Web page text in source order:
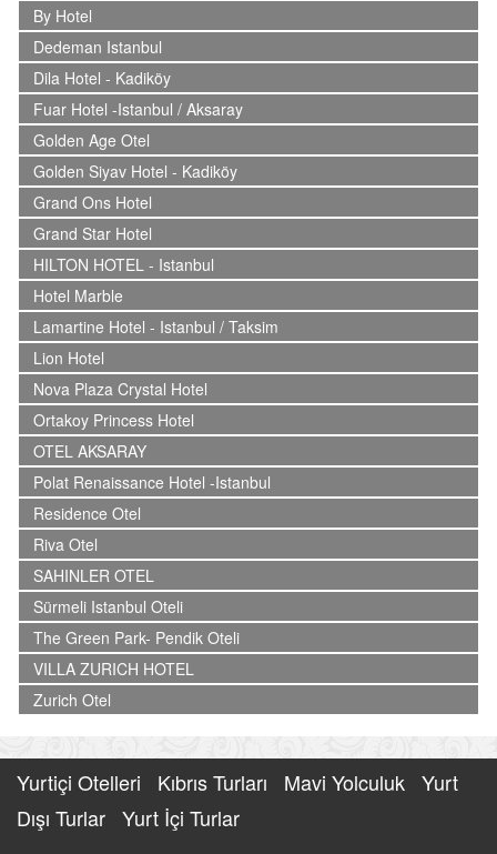
By Hotel
Dedeman Istanbul
Dila Hotel - Kadiköy
Fuar Hotel -Istanbul / Aksaray
Golden Age Otel
Golden Siyav Hotel - Kadiköy
Grand Ons Hotel
Grand Star Hotel
HILTON HOTEL - Istanbul
Hotel Marble
Lamartine Hotel - Istanbul / Taksim
Lion Hotel
Nova Plaza Crystal Hotel
Ortakoy Princess Hotel
OTEL AKSARAY
Polat Renaissance Hotel -Istanbul
Residence Otel
Riva Otel
SAHINLER OTEL
Sürmeli Istanbul Oteli
The Green Park- Pendik Oteli
VILLA ZURICH HOTEL
Zurich Otel
Yurtiçi Otelleri Kıbrıs Turları Mavi Yolculuk Yurt
Dışı Turlar Yurt İçi Turlar